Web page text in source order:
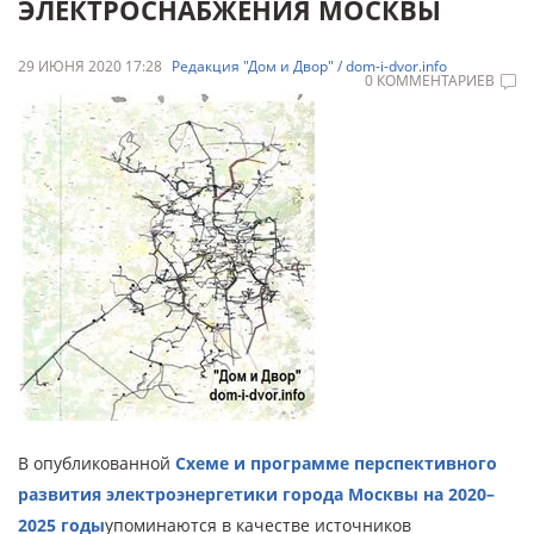
ЭЛЕКТРОСНАБЖЕНИЯ МОСКВЫ
29 ИЮНЯ 2020 17:28 Редакция "Дом и Двор" / dom-i-dvor.info
0 КОММЕНТАРИЕВ
В опубликованной Схеме и программе перспективного
развития электроэнергетики города Москвы на 2020–
2025 годыупоминаются в качестве источников